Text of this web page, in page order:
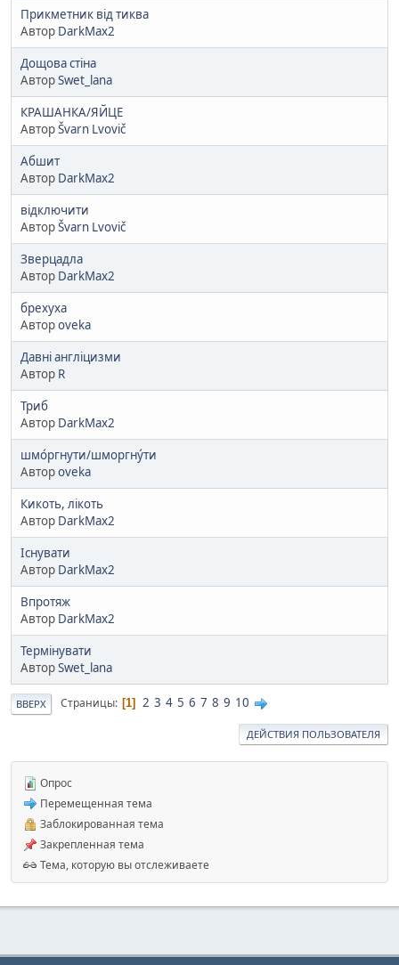
Прикметник від тиква
Автор DarkMax2
Дощова стіна
АвторSwet_lana
КРАШАНКА/ЯЙЦЕ
АвторŠvarn Lvovič
Абшит
Автор DarkMax2
відключити
АвторŠvarn Lvovič
Зверцадла
Автор DarkMax2
брехуха
Авторoveka
Давні англіцизми
Автор R
Триб
Автор DarkMax2
шмо́ргнути/шморгну́ти
Авторoveka
Кикоть, лікоть
Автор DarkMax2
Існувати
Автор DarkMax2
Впротяж
Автор DarkMax2
Термінувати
АвторSwet_lana
ВВЕРХ Страницы 1 2 3 4 5 6 7 8 9 10
ДЕЙСТВИЯ ПОЛЬЗОВАТЕЛЯ
Опрос
Перемещенная тема
Заблокированная тема
Закрепленная тема
Тема, которую вы отслеживаете